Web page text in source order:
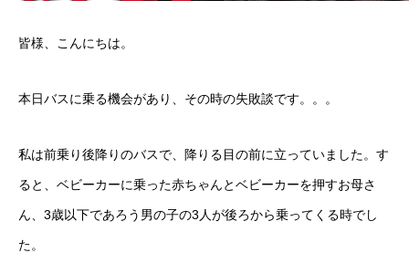
皆様、こんにちは。
本日バスに乗る機会があり、その時の失敗談です。。。
私は前乗り後降りのバスで、降りる目の前に立っていました。す
ると、ベビーカーに乗った赤ちゃんとベビーカーを押すお母さ
ん、3歳以下であろう男の子の3人が後ろから乗ってくる時でし
た。